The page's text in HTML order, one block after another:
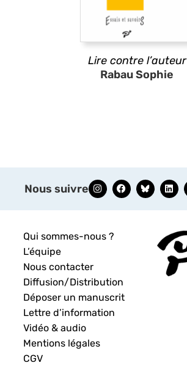
Lire contre l’auteur
Rabau Sophie
Nous suivre
Qui sommes-nous ?
L’équipe
Nous contacter
Diffusion/Distribution
Déposer un manuscrit
Lettre d’information
Vidéo & audio
Mentions légales
CGV